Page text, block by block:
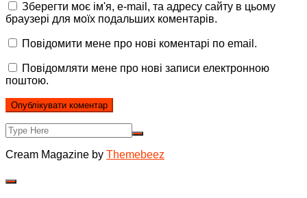
Зберегти моє ім'я, e-mail, та адресу сайту в цьому
браузері для моїх подальших коментарів.
Повідомити мене про нові коментарі по email.
Повідомляти мене про нові записи електронною
поштою.
Cream Magazine by Themebeez